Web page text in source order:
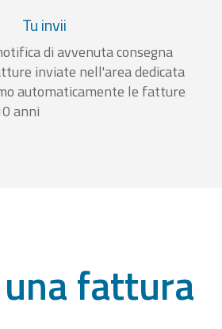
Tu invii
di avvenuta consegna
inviate nell'area dedicata
automaticamente le fatture
anni
fattura